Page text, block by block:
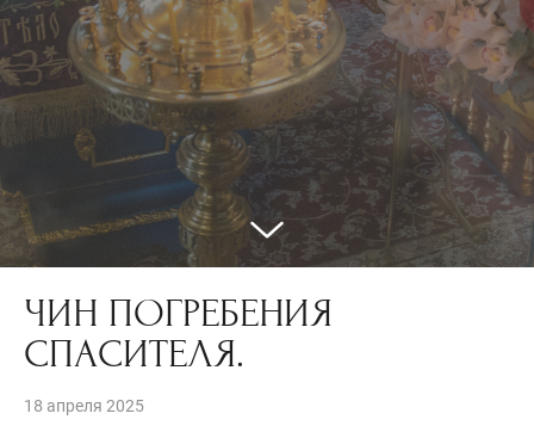
ЧИН ПОГРЕБЕНИЯ
СПАСИТЕЛЯ.
18 апреля 2025